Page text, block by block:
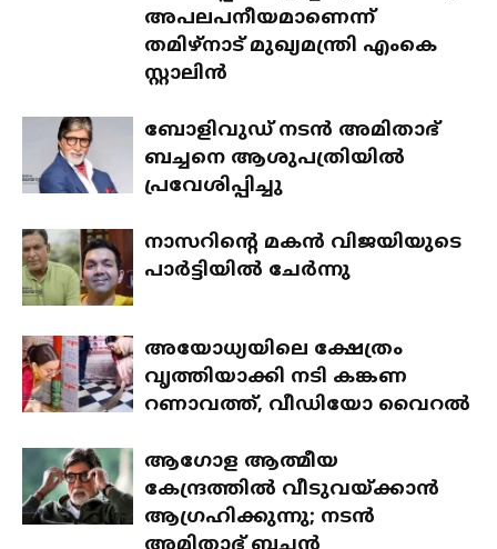
അപലപനീയമാണെന്ന്
തമിഴ്നാട് മുഖ്യമന്ത്രി എംകെ
സ്റ്റാലിന്‍
ബോളിവുഡ് നടന്‍ അമിതാഭ്
ബച്ചനെ ആശുപത്രിയില്‍
പ്രവേശിപ്പിച്ചു
നാസറിന്റെ മകന്‍ വിജയിയുടെ
പാര്‍ട്ടിയില്‍ ചേര്‍ന്നു
അയോധ്യയിലെ ക്ഷേത്രം
വൃത്തിയാക്കി നടി കങ്കണ
റണാവത്ത്, വീഡിയോ വൈറല്‍
ആഗോള ആത്മീയ
കേന്ദ്രത്തില്‍ വീടുവയ്ക്കാന്‍
ആഗ്രഹിക്കുന്നു; നടന്‍